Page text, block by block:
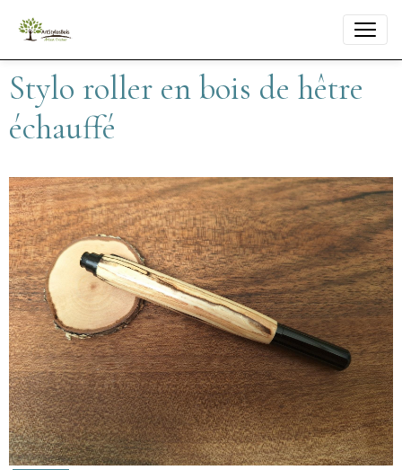
Stylo roller en bois de hêtre
échauffé